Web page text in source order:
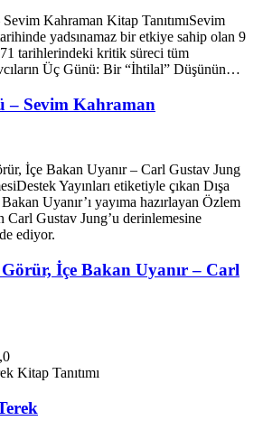
Kitap TanıtımıSevim
yadsınamaz bir etkiye sahip olan 9
tarihlerindeki kritik süreci tüm
Üç Günü: Bir “İhtilal” Düşünün…
– Sevim Kahraman
Destek Yayınları etiketiyle çıkan Dışa
Uyanır’ı yayıma hazırlayan Özlem
Carl Gustav Jung’u derinlemesine
ediyor.
İçe Bakan Uyanır – Carl
Kitap Tanıtımı